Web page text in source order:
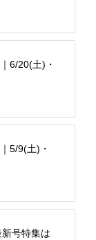
6/20(土)・
5/9(土)・
号特集は